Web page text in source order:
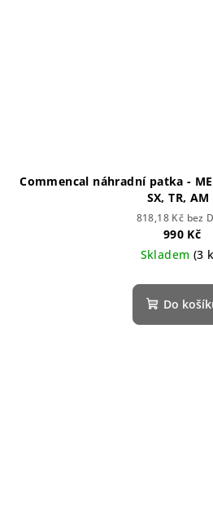
Commencal náhradní patka - META 29.2 V4
SX, TR, AM
818,18 Kč bez
990 Kč
Skladem (3
Do